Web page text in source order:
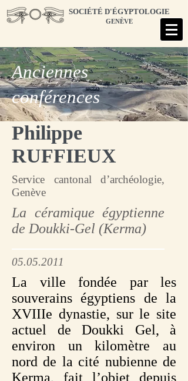
SOCIÉTÉ D'ÉGYPTOLOGIE
GENÈVE
Anciennes
conférences
Philippe
RUFFIEUX
Service cantonal d’archéologie,
Genève
La céramique égyptienne
de Doukki-Gel (Kerma)
05.05.2011
La ville fondée par les
souverains égyptiens de la
XVIIIe dynastie, sur le site
actuel de Doukki Gel, à
environ un kilomètre au
nord de la cité nubienne de
Kerma, fait l’objet depuis